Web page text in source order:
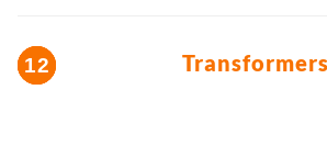
Transformers